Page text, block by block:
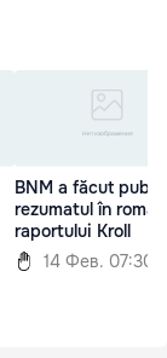
BNM a făcut public
rezumatul în
raportului Kroll
14 Фев. 07:30